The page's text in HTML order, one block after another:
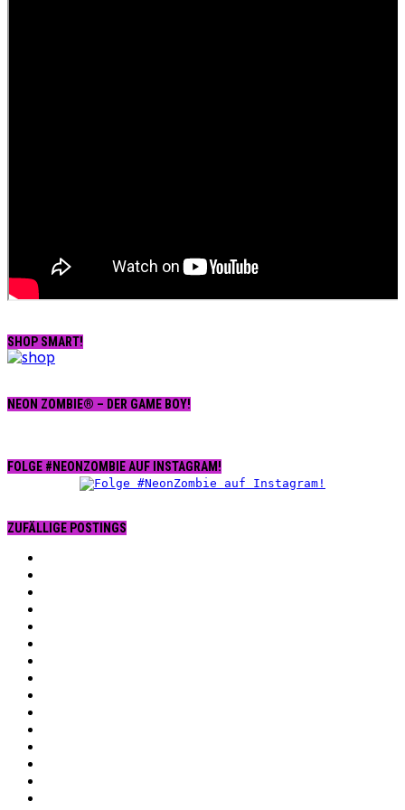
SHOP SMART!
NEON ZOMBIE® – DER GAME BOY!
FOLGE #NEONZOMBIE AUF INSTAGRAM!
ZUFÄLLIGE POSTINGS